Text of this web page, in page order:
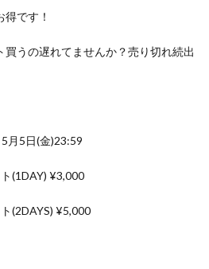
です！
買うの遅れてませんか？売り切れ続出
月5日(金)23:59
(1DAY) ¥3,000
(2DAYS) ¥5,000